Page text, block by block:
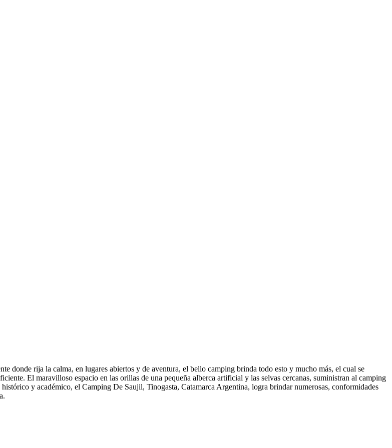
donde rija la calma, en lugares abiertos y de aventura, el bello camping brinda todo esto y mucho más, el cual se
El maravilloso espacio en las orillas de una pequeña alberca artificial y las selvas cercanas, suministran al camping
y académico, el Camping De Saujil, Tinogasta, Catamarca Argentina, logra brindar numerosas, conformidades